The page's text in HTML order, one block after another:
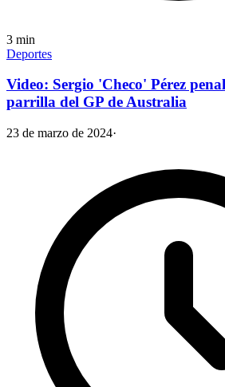
3 min
Deportes
Video: Sergio 'Checo' Pérez
parrilla del GP de Australia
23 de marzo de 2024·